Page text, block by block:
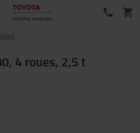
4 roues, 2,5 t